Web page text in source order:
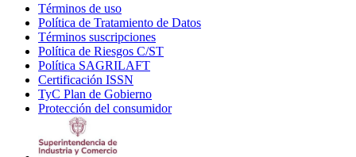
Términos de uso
in
new
window
Política de Tratamiento de Datos
Términos suscripciones
in
Política de Riesgos C/ST
Política SAGRILAFT
new
window
Certificación ISSN
in
new
TyC Plan de Gobierno
in
Protección del consumidorOpens